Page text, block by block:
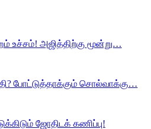
உச்சம்! அஜித்திற்கு மூன்று…
போட்டுத்தாக்கும் சொல்வாக்கு…
ஜோதிடக் கணிப்பு!